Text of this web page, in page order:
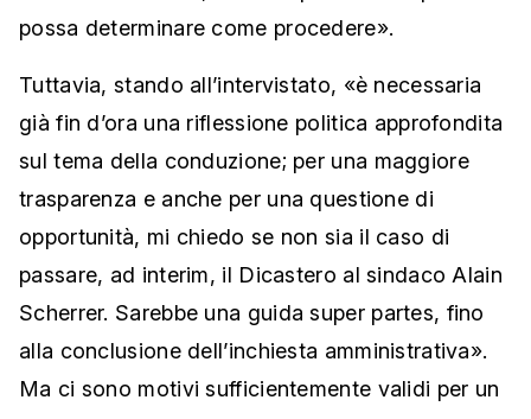
possa determinare come procedere».
Tuttavia, stando all’intervistato, «è necessaria
già fin d’ora una riflessione politica approfondita
sul tema della conduzione; per una maggiore
trasparenza e anche per una questione di
opportunità, mi chiedo se non sia il caso di
passare, ad interim, il Dicastero al sindaco Alain
Scherrer. Sarebbe una guida super partes, fino
alla conclusione dell’inchiesta amministrativa».
Ma ci sono motivi sufficientemente validi per un